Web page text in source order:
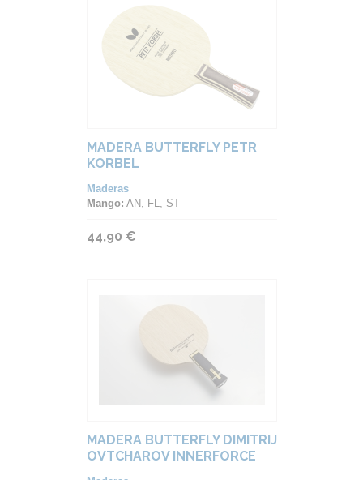
MADERA BUTTERFLY PETR
KORBEL
Maderas
Mango: AN, FL, ST
44,90 €
MADERA BUTTERFLY DIMITRIJ
OVTCHAROV INNERFORCE